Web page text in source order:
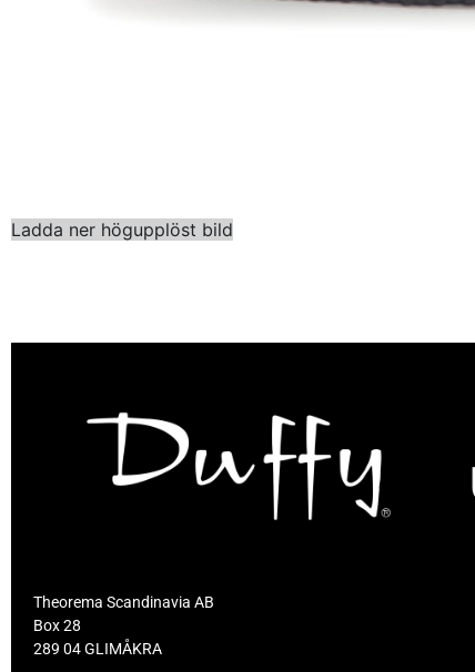
Ladda ner högupplöst bild
Theorema Scandinavia AB
Box 28
289 04 GLIMÅKRA